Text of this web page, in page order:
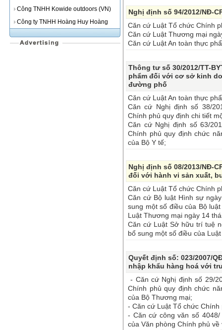
Công TNHH Kowide outdoors (VN)
Công ty TNHH Hoàng Huy Hoàng
Nghị định số 94/2012/NĐ-
Căn cứ Luật Tổ chức Chính
Căn cứ Luật Thương mại
Căn cứ Luật An toàn thực
Thông tư số 30/2012/TT-
phẩm đối với cơ sở kinh
đường phố
Căn cứ Luật An toàn thực
Căn cứ Nghị định số 38/
Chính phủ quy định chi tiết
Căn cứ Nghị định số 63/
Chính phủ quy định chức
của Bộ Y tế;
Nghị định số 08/2013/NĐ-
đối với hành vi sản xuất,
Căn cứ Luật Tổ chức Chính
Căn cứ Bộ luật Hình sự
sung một số điều của Bộ
Luật Thương mại ngày 14
Căn cứ Luật Sở hữu trí tuệ
bổ sung một số điều của
Quyết định số: 023/2007/
nhập khẩu hàng hoá với
- Căn cứ Nghị định số 29/
Chính phủ quy định chức
của Bộ Thương mại;
- Căn cứ Luật Tổ chức
- Căn cứ công văn số
của Văn phòng Chính phủ